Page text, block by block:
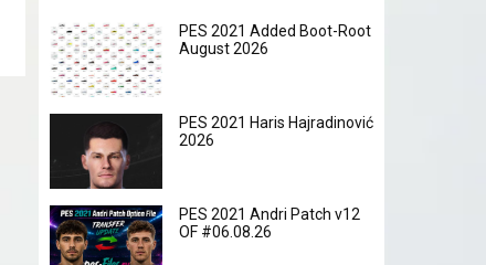
PES 2021 Added Boot-Root
August 2026
PES 2021 Haris Hajradinović
2026
PES 2021 Andri Patch v12
OF #06.08.26